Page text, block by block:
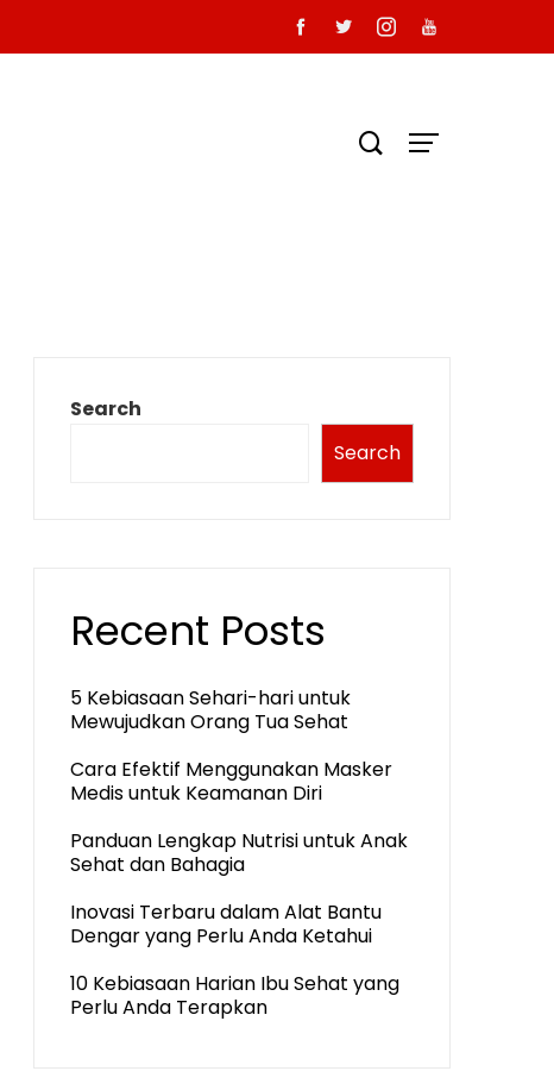
Search
Search
Recent Posts
5 Kebiasaan Sehari-hari untuk
Mewujudkan Orang Tua Sehat
Cara Efektif Menggunakan Masker
Medis untuk Keamanan Diri
Panduan Lengkap Nutrisi untuk Anak
Sehat dan Bahagia
Inovasi Terbaru dalam Alat Bantu
Dengar yang Perlu Anda Ketahui
10 Kebiasaan Harian Ibu Sehat yang
Perlu Anda Terapkan